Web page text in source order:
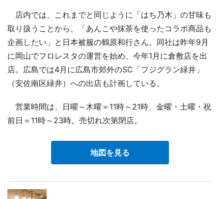
店内では、これまでと同じように「はち乃木」の甘味も
取り扱うことから、「あんこや抹茶を使ったコラボ商品も
企画したい」と日本被服の鶴原和行さん。同社は昨年9月
に岡山でフロレスタの運営を始め、今年1月に倉敷店を出
店。広島では4月に広島市郊外のSC「フジグラン緑井」
（安佐南区緑井）への出店も計画している。
営業時間は、日曜～木曜＝11時～21時、金曜・土曜・祝
前日＝11時～23時。売切れ次第閉店。
地図を見る